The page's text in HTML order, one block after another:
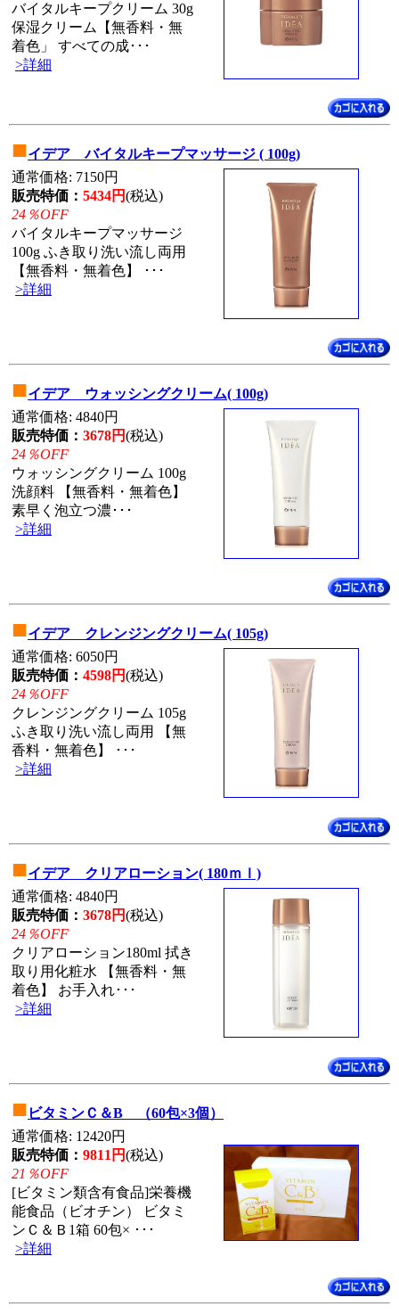
バイタルキープクリーム 30g
保湿クリーム【無香料・無
着色」 すべての成･･･
>詳細
■イデア バイタルキープマッサージ ( 100g)
通常価格: 7150円
販売特価： 5434円(税込)
24％OFF
バイタルキープマッサージ
100g ふき取り洗い流し両用
【無香料・無着色】 ･･･
>詳細
■イデア ウォッシングクリーム( 100g)
通常価格: 4840円
販売特価： 3678円(税込)
24％OFF
ウォッシングクリーム 100g
洗顔料 【無香料・無着色】
素早く泡立つ濃･･･
>詳細
■イデア クレンジングクリーム( 105g)
通常価格: 6050円
販売特価： 4598円(税込)
24％OFF
クレンジングクリーム 105g
ふき取り洗い流し両用 【無
香料・無着色】 ･･･
>詳細
■イデア クリアローション( 180ｍｌ)
通常価格: 4840円
販売特価： 3678円(税込)
24％OFF
クリアローション180ml 拭き
取り用化粧水 【無香料・無
着色】 お手入れ･･･
>詳細
■ ビタミンＣ＆B （60包×3個）
通常価格: 12420円
販売特価： 9811円(税込)
21％OFF
[ビタミン類含有食品]栄養機
能食品（ビオチン） ビタミ
ンＣ＆Ｂ1箱 60包× ･･･
>詳細